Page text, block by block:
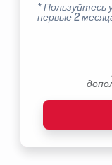
* Пользуйтесь
первые 2